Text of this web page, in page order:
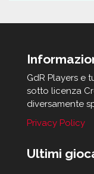
GdR Players e
sotto licenza
diversamente
Privacy Policy
Ultimi